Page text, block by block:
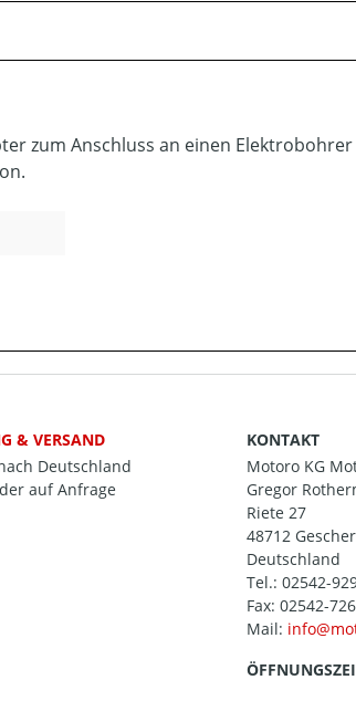
zum Anschluss an einen
& VERSAND
Deutschland
auf Anfrage
KONTAKT
Motoro KG
Gregor
Riete 27
48712 Gescher
Deutschland
Tel.: 02542-
Fax: 02542-
Mail: